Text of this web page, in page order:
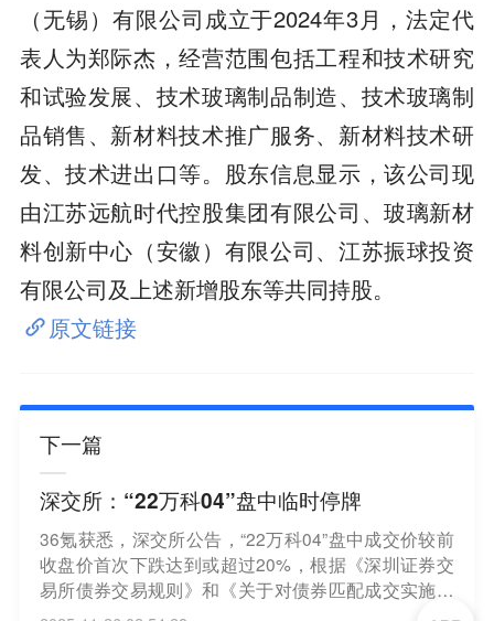
（无锡）有限公司成立于2024年3月，法定代
表人为郑际杰，经营范围包括工程和技术研究
和试验发展、技术玻璃制品制造、技术玻璃制
品销售、新材料技术推广服务、新材料技术研
发、技术进出口等。股东信息显示，该公司现
由江苏远航时代控股集团有限公司、玻璃新材
料创新中心（安徽）有限公司、江苏振球投资
有限公司及上述新增股东等共同持股。
原文链接
下一篇
深交所：“22万科04”盘中临时停牌
36氪获悉，深交所公告，“22万科04”盘中成交价较前
收盘价首次下跌达到或超过20%，根据《深圳证券交
易所债券交易规则》和《关于对债券匹配成交实施盘
中临时停牌有关事项的通知》等有关规定，本所自今